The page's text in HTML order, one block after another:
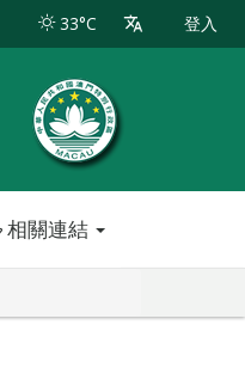
33°C 登入
相關連結